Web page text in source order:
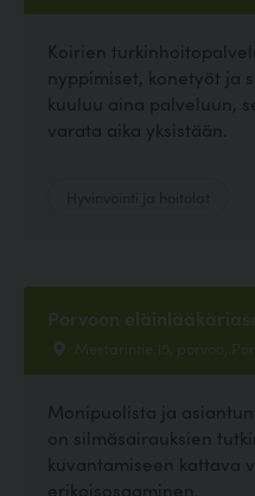
Koirien
nyppimiset, konetyöt ja
kuuluu aina palveluun,
varata aika yksistään.
Porvoon
Mestarintie 15, porvoo,
Monipuolista ja
on silmäsairauksien
kuvantamiseen
erikoisosaaminen.